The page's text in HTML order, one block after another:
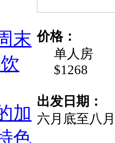
末
加
色
价格：
单人
$1268
出发日期：
六月底至八